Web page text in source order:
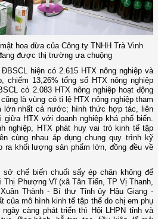
hoa dừa của Công ty TNHH Trà Vinh
được thị trường ưa chuộng
hiện có 2.615 HTX nông nghiệp và
chiếm 13,26% tổng số HTX nông nghiệp
có 2.083 HTX nông nghiệp hoạt động
là vùng có tỉ lệ HTX nông nghiệp tham
lớn nhất cả nước; hình thức hợp tác, liên
giữa HTX với doanh nghiệp khá phổ biến.
nghiệp, HTX phát huy vai trò kinh tế tập
cùng nhau áp dụng chung quy trình kỹ
ra khối lượng sản phẩm lớn, đồng đều về
chế biến chuối sấy ép chân không để
Thị Phượng Vĩ (xã Tân Tiến, TP Vị Thanh,
Thành - Bí thư Tỉnh ủy Hậu Giang -
của mô hình kinh tế tập thể do chị em phụ
càng phát triển thì Hội LHPN tỉnh và